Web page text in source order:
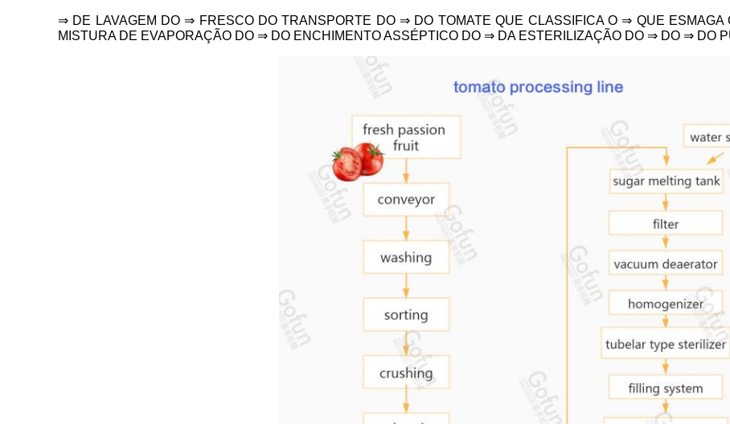
⇒ DE LAVAGEM DO ⇒ FRESCO DO TRANSPORTE DO ⇒ DO TOMATE QUE CLASSIFICA O ⇒ QUE
MISTURA DE EVAPORAÇÃO DO ⇒ DO ENCHIMENTO ASSÉPTICO DO ⇒ DA ESTERILIZAÇÃO DO ⇒ DO ⇒ DO